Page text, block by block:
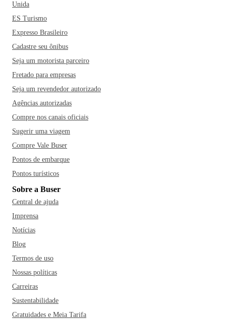
Unida
ES Turismo
Expresso Brasileiro
Cadastre seu ônibus
Seja um motorista parceiro
Fretado para empresas
Seja um revendedor autorizado
Agências autorizadas
Compre nos canais oficiais
Sugerir uma viagem
Compre Vale Buser
Pontos de embarque
Pontos turísticos
Sobre a Buser
Central de ajuda
Imprensa
Notícias
Blog
Termos de uso
Nossas políticas
Carreiras
Sustentabilidade
Gratuidades e Meia Tarifa